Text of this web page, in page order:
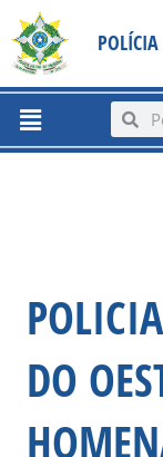
content
para
conteúdo
Menu Search
DO